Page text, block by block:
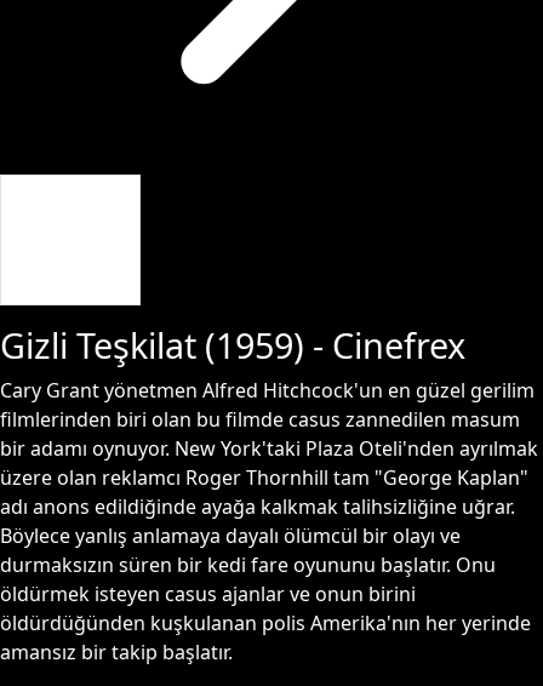
Gizli Teşkilat (1959) - Cinefrex
Cary Grant yönetmen Alfred Hitchcock'un en güzel gerilim
filmlerinden biri olan bu filmde casus zannedilen masum
bir adamı oynuyor. New York'taki Plaza Oteli'nden ayrılmak
üzere olan reklamcı Roger Thornhill tam "George Kaplan"
adı anons edildiğinde ayağa kalkmak talihsizliğine uğrar.
Böylece yanlış anlamaya dayalı ölümcül bir olayı ve
durmaksızın süren bir kedi fare oyununu başlatır. Onu
öldürmek isteyen casus ajanlar ve onun birini
öldürdüğünden kuşkulanan polis Amerika'nın her yerinde
amansız bir takip başlatır.